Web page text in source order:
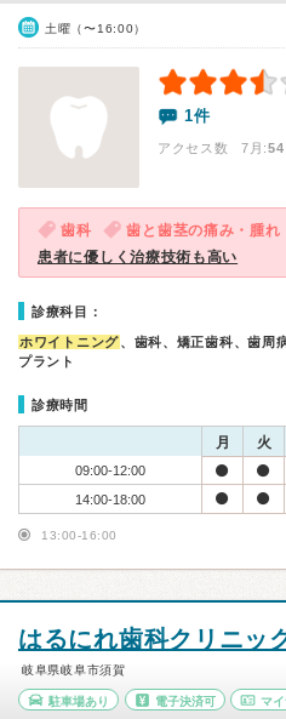
土曜（〜16:00）
1件
アクセス数 7月:54
歯科 歯と歯茎の痛み・腫れ
患者に優しく治療技術も高い
診療科目：
ホワイトニング、歯科、矯正歯科、歯周
プラント
診療時間
月 火
09:00-12:00
14:00-18:00
13:00-16:00
はるにれ歯科クリニッ
岐阜県岐阜市須賀
駐車場あり 電子決済可 マ